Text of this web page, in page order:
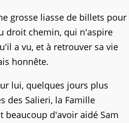
grosse liasse de billets pour
droit chemin, qui n'aspire
a vu, et à retrouver sa vie
honnête.
lui, quelques jours plus
des Salieri, la Famille
beaucoup d'avoir aidé Sam